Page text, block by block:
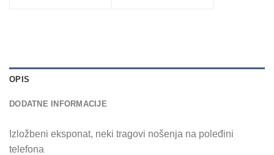
OPIS
DODATNE INFORMACIJE
Izložbeni eksponat, neki tragovi nošenja na poleđini
telefona